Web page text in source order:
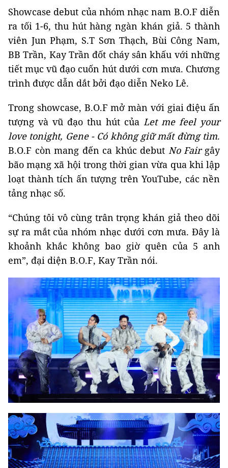
Showcase debut của nhóm nhạc nam B.O.F diễn
ra tối 1-6, thu hút hàng ngàn khán giả. 5 thành
viên Jun Phạm, S.T Sơn Thạch, Bùi Công Nam,
BB Trần, Kay Trần đốt cháy sân khấu với những
tiết mục vũ đạo cuốn hút dưới cơn mưa. Chương
trình được dẫn dắt bởi đạo diễn Neko Lê.
Trong showcase, B.O.F mở màn với giai điệu ấn
tượng và vũ đạo thu hút của Let me feel your
love tonight, Gene - Có không giữ mất đừng tìm.
B.O.F còn mang đến ca khúc debut No Fairgây
bão mạng xã hội trong thời gian vừa qua khi lập
loạt thành tích ấn tượng trên YouTube, các nền
tảng nhạc số.
“Chúng tôi vô cùng trân trọng khán giả theo dõi
sự ra mắt của nhóm nhạc dưới cơn mưa. Đây là
khoảnh khắc không bao giờ quên của 5 anh
em”, đại diện B.O.F, Kay Trần nói.